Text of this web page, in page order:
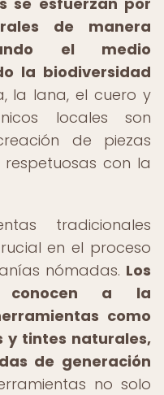
de manera
el medio
la biodiversidad
la lana, el cuero y
locales son
de piezas
con la
tradicionales
en el proceso
nómadas. Los
conocen a la
como
y tintes naturales,
de generación
no solo